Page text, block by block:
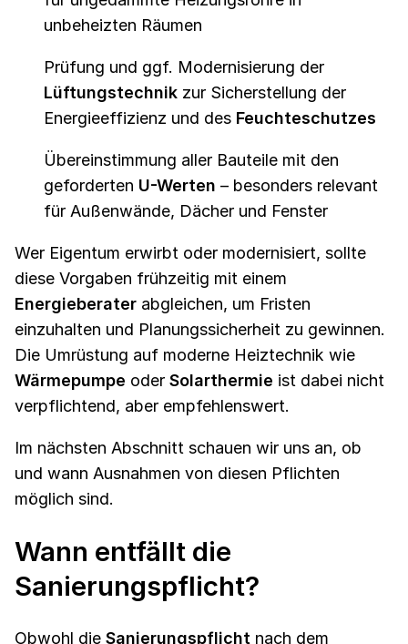
unbeheizten Räumen
Prüfung und ggf. Modernisierung der
Lüftungstechnik zur Sicherstellung der
Energieeffizienz und des Feuchteschutzes
Übereinstimmung aller Bauteile mit den
geforderten U-Werten – besonders relevant
für Außenwände, Dächer und Fenster
Wer Eigentum erwirbt oder modernisiert, sollte
diese Vorgaben frühzeitig mit einem
Energieberater abgleichen, um Fristen
einzuhalten und Planungssicherheit zu gewinnen.
Die Umrüstung auf moderne Heiztechnik wie
Wärmepumpe oder Solarthermie ist dabei nicht
verpflichtend, aber empfehlenswert.
Im nächsten Abschnitt schauen wir uns an, ob
und wann Ausnahmen von diesen Pflichten
möglich sind.
Wann entfällt die
Sanierungspflicht?
Obwohl die Sanierungspflicht nach dem